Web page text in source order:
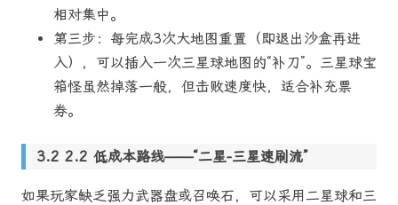
相对集中。
第三步：每完成3次大地图重置（即退出沙盒再进
入），可以插入一次三星球地图的“补刀”。三星球宝
箱怪虽然掉落一般，但击败速度快，适合补充票
券。
2.2 低成本路线——“二星-三星速刷流”
如果玩家缺乏强力武器盘或召唤石，可以采用二星球和三